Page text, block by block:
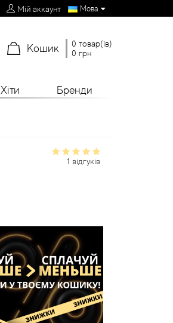
Мій аккаунт Мова
Кошик
0 товар(ів)
0 грн
Хіти Бренди
1 відгуків